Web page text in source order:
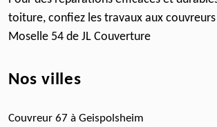
toiture, confiez les travaux aux
Moselle 54 de JL Couverture
Nos villes
Couvreur 67 à Geispolsheim